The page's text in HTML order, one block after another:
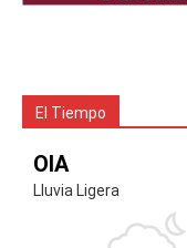
El Tiempo
OIA
Lluvia Ligera